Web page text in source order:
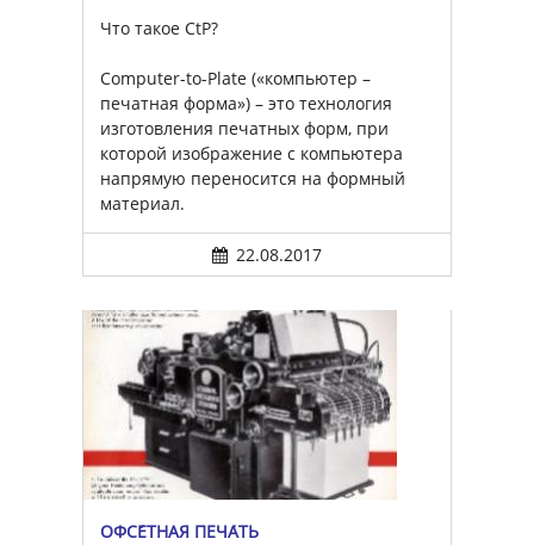
Что такое CtP?
Computer-to-Plate («компьютер –
печатная форма») – это технология
изготовления печатных форм, при
которой изображение с компьютера
напрямую переносится на формный
материал.
22.08.2017
ОФСЕ́ТНАЯ ПЕЧА́ТЬ